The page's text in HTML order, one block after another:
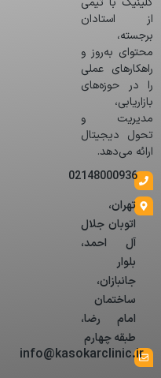
از استادان
برجسته،
محتوای به‌روز و
راهکارهای عملی
را در حوزه‌های
بازاریابی،
مدیریت و
تحول دیجیتال
ارائه می‌دهد.
02148000936
تهران،
اتوبان جلال
آل احمد،
بلوار
جانبازان،
ساختمان
امام رضا،
طبقه چهارم
info@kasokarclinic.ir